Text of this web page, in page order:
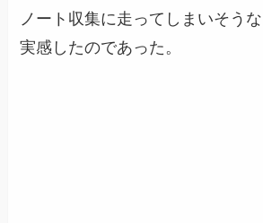
ノート収集に走ってしまいそう
実感したのであった。